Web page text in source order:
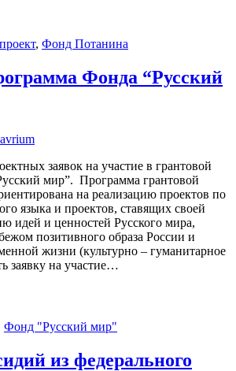
проект, Фонд Потанина
Фонда “Русский
заявок на участие в грантовой
мир”. Программа грантовой
на реализацию проектов по
языка и проектов, ставящих своей
идей и ценностей Русского мира,
позитивного образа России и
жизни (культурно – гуманитарное
заявку на участие…
Фонд "Русский мир"
из федерального